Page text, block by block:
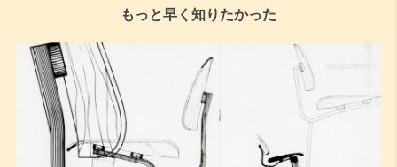
もっと早く知りたかった